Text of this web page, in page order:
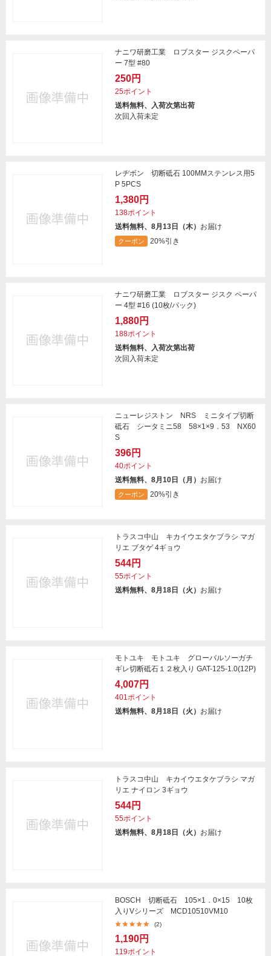
ナニワ研磨工業 ロブスター ジスクペーパ
ー 7型 #80
250円
25ポイント
送料無料、入荷次第出荷
次回入荷未定
レヂボン 切断砥石 100MMステンレス用5
P 5PCS
1,380円
138ポイント
送料無料、8月13日（木） お届け
クーポン 20%引き
ナニワ研磨工業 ロブスター ジスク ペーパ
ー 4型 #16 (10枚/パック)
1,880円
188ポイント
送料無料、入荷次第出荷
次回入荷未定
ニューレジストン NRS ミニタイプ切断
砥石 シータミニ58 58×1×9．53 NX60
S
396円
40ポイント
送料無料、8月10日（月） お届け
クーポン 20%引き
トラスコ中山 キカイウエタケブラシ マガ
リエ ブタゲ 4ギョウ
544円
55ポイント
送料無料、8月18日（火） お届け
モトユキ モトユキ グローバルソーガチ
ギレ切断砥石１２枚入り GAT-125-1.0(12P)
4,007円
401ポイント
送料無料、8月18日（火） お届け
トラスコ中山 キカイウエタケブラシ マガ
リエ ナイロン 3ギョウ
544円
55ポイント
送料無料、8月18日（火） お届け
BOSCH 切断砥石 105×1．0×15 10枚
入りVシリーズ MCD10510VM10
(2)
1,190円
119ポイント